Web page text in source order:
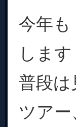
今年
します
普段は
ツア